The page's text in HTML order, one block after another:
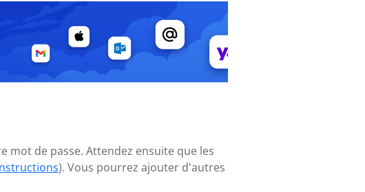
mot de passe. Attendez ensuite que les
). Vous pourrez ajouter d'autres